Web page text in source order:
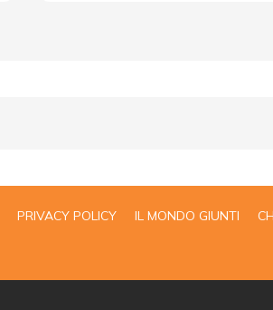
PRIVACY POLICY IL MONDO GIUNTI